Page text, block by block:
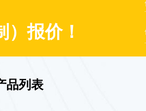
报价！
品列表